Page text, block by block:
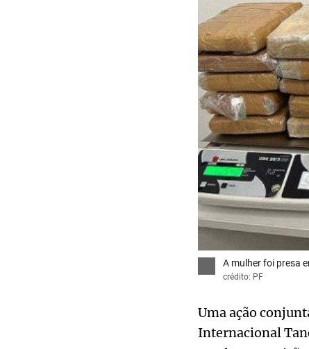
A mulher foi presa
crédito: PF
Uma ação
Internacional